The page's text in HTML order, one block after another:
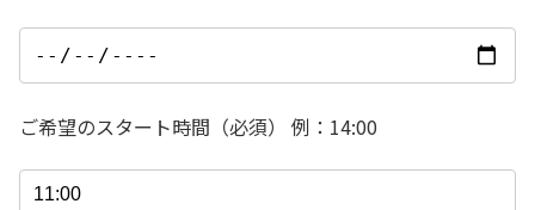
ご希望のスタート時間（必須） 例：14:00